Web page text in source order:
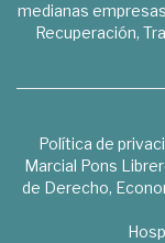
medianas
Recuperación,
Política de
Marcial Pons
de Derecho,